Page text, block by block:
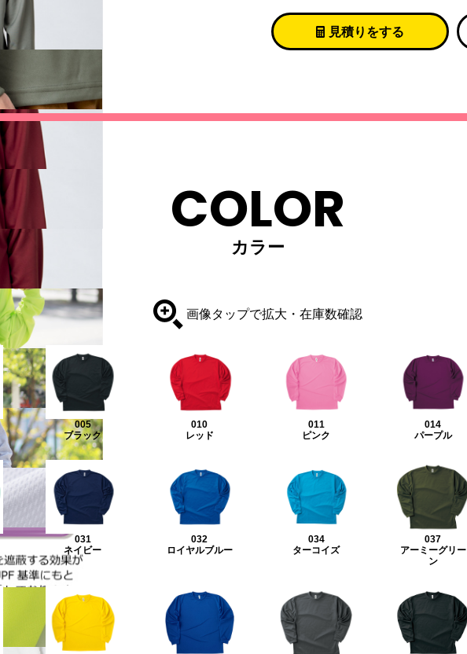
見積りをする
COLOR
カラー
画像タップで拡大・在庫数確認
005
ブラック
010
レッド
011
ピンク
014
パープル
031
ネイビー
032
ロイヤルブルー
034
ターコイズ
037
アーミーグリー
ン